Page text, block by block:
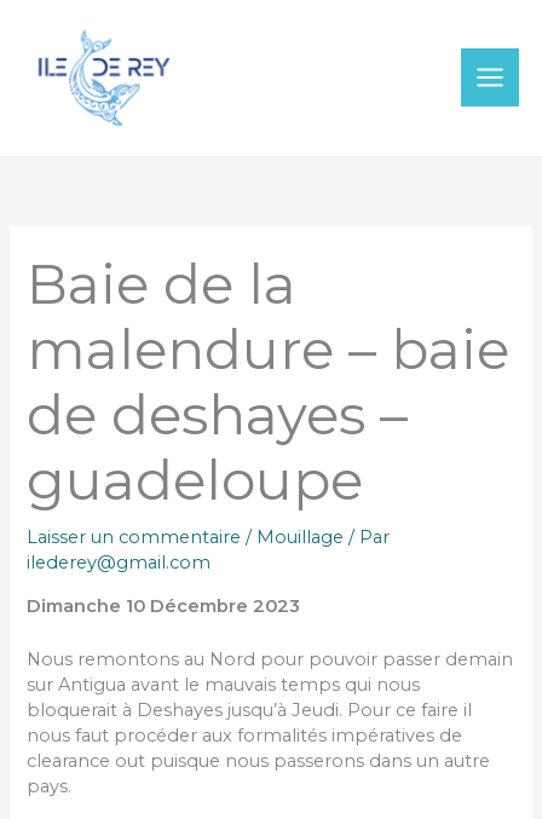
contenu
Baie de la
malendure – baie
de deshayes –
guadeloupe
Laisser un commentaire / Mouillage / Par
ilederey@gmail.com
Dimanche 10 Décembre 2023
Nous remontons au Nord pour pouvoir passer demain
sur Antigua avant le mauvais temps qui nous
bloquerait à Deshayes jusqu’à Jeudi. Pour ce faire il
nous faut procéder aux formalités impératives de
clearance out puisque nous passerons dans un autre
pays.